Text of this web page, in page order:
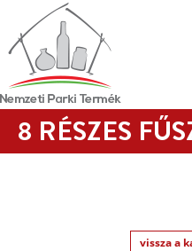
8 RÉSZES
vissza a